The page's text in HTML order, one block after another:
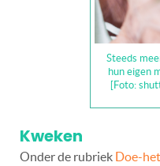
Steeds
hun eigen
[Foto:
Kweken
Onder de rubriek Doe-